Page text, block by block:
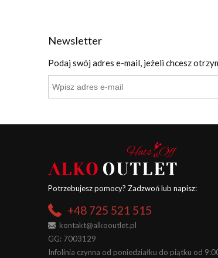
Newsletter
Podaj swój adres e-mail, jeżeli chcesz
Potrzebujesz pomocy? Zadzwoń lub napisz:
+48 725 521 515
kontakt@alkooutlet.pl
GG: 7003129
Infolinia czynna od poniedziałku do piątku od